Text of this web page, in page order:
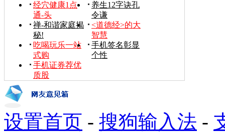
经穴健康1点
通-头
养生12字诀孔
令谦
禅-和谐家庭揭
秘!
<道德经>的大
智慧
吃喝玩乐一站
式购
手机签名彰显
个性
手机证券荐优
质股
设置首页 - 搜狗输入法 -